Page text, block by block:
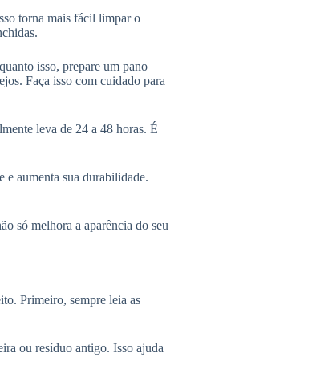
torna mais fácil limpar o
isso, prepare um pano
Faça isso com cuidado para
leva de 24 a 48 horas. É
e aumenta sua durabilidade.
só melhora a aparência do seu
Primeiro, sempre leia as
ou resíduo antigo. Isso ajuda